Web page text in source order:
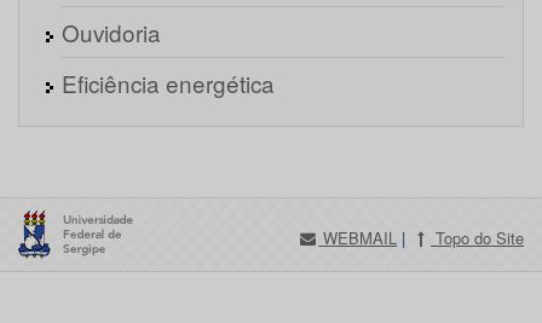
Ouvidoria
Eficiência energética
WEBMAIL | Topo do Site